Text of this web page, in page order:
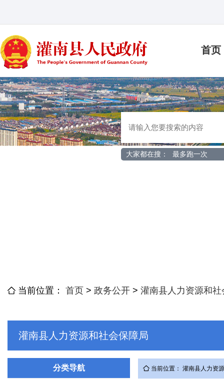
首页
大家都在搜： 最多跑一次
当前位置： 首页 > 政务公开 > 灌南县人力资源和社
灌南县人力资源和社会保障局
分类导航 当前位置： 灌南县人力资